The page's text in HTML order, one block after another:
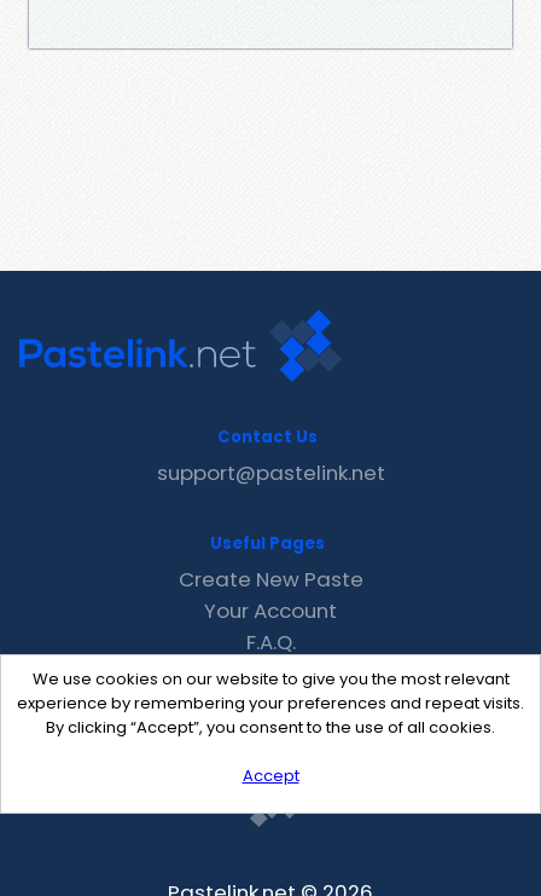
We use cookies on our website to give you the most relevant
experience by remembering your preferences and repeat visits.
By clicking “Accept”, you consent to the use of all cookies.
Accept
Contact Us
support@pastelink.net
Useful Pages
Create New Paste
Your Account
F.A.Q.
Recent
Contact